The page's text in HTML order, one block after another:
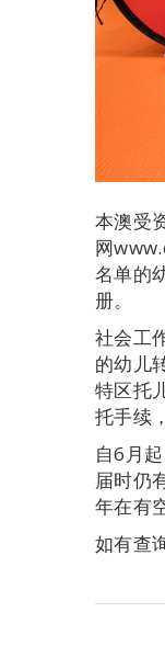
本澳受
网
名单的
册。
社会工
的幼儿
特区托
托手续
自6月
届时仍
年在有
如有查